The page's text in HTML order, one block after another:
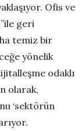
Ofis ve
geri
temiz bir
yönelik
odaklı
olarak,
‘sektörün